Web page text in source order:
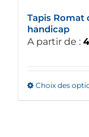
Tapis Romat
handicap
A partir de :
Choix des